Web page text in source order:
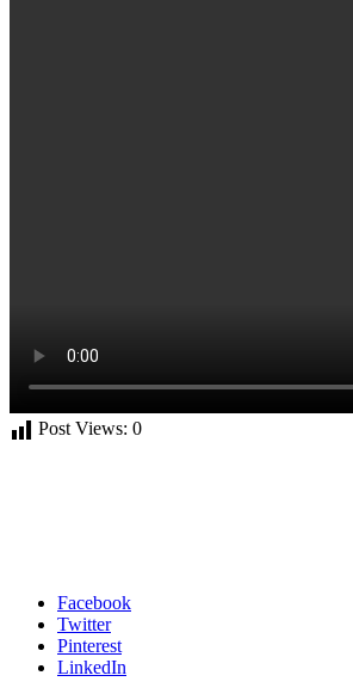
Post Views: 0
Facebook
Twitter
Pinterest
LinkedIn